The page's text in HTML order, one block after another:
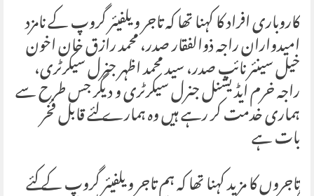
کاروباری افراد کا کہنا تھا کہ تاجر ویلفیئر گروپ کے نامزد
امیدواران راجہ ذوالفقار صدر، محمد رازق خان اخون
خیل سینئر نائب صدر، سید محمد اظہر جنرل سیکرٹری،
راجہ خرم ایڈیشنل جنرل سیکرٹری و دیگر جس طرح سے
ہماری خدمت کر رہے ہیں وہ ہمارے لئے قابل فخر
بات ہے
تاجروں کا مزید کہنا تھا کہ ہم تاجر ویلفیئر گروپ کے کئے